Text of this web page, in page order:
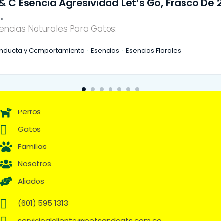
25P & C Esencia Alergias Let’s Go,
Alergias Esencias Esencias Florales
Perros
Gatos
Familias
Nosotros
Aliados
(601) 595 1313